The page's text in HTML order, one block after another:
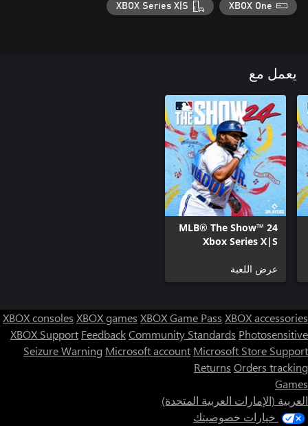
XBOX One
XBOX Series X|S
يعمل مع
MLB® The Show™ 24
Xbox Series X|S
عرض اللعبة
XBOX consoles XBOX games XBOX Game Pass XBOX accessories
XBOX Support FeedbackCommunity Standards Photosensitive
Seizure Warning Microsoft account Microsoft Store Support
Returns Orders tracking
Games
العربية (الإمارات العربية المتحدة)
خيارات خصوصيتك